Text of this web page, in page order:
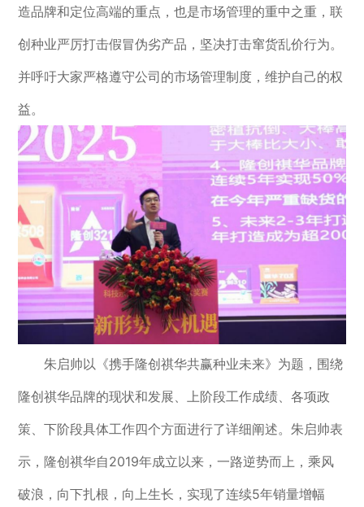
造品牌和定位高端的重点，也是市场管理的重中之重，联
创种业严厉打击假冒伪劣产品，坚决打击窜货乱价行为。
并呼吁大家严格遵守公司的市场管理制度，维护自己的权
益。
朱启帅以《携手隆创祺华共赢种业未来》为题，围绕
隆创祺华品牌的现状和发展、上阶段工作成绩、各项政
策、下阶段具体工作四个方面进行了详细阐述。朱启帅表
示，隆创祺华自2019年成立以来，一路逆势而上，乘风
破浪，向下扎根，向上生长，实现了连续5年销量增幅